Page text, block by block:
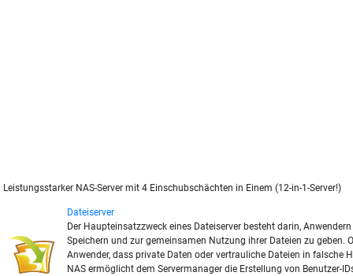
Leistungsstarker NAS-Server mit 4 Einschubschächten in Einem (12-in-1-Server!)
Dateiserver
Der Haupteinsatzzweck eines Dateiserver besteht darin,
Speichern und zur gemeinsamen Nutzung ihrer Dateien zu geben.
Anwender, dass private Daten oder vertrauliche Dateien in falsche
NAS ermöglicht dem Servermanager die Erstellung von Benutzer-